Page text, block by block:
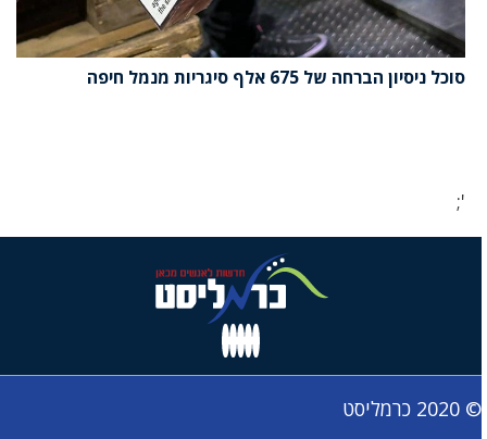
סוכל ניסיון הברחה של 675 אלף סיגריות מנמל חיפה
';
© 2020 כרמליסט